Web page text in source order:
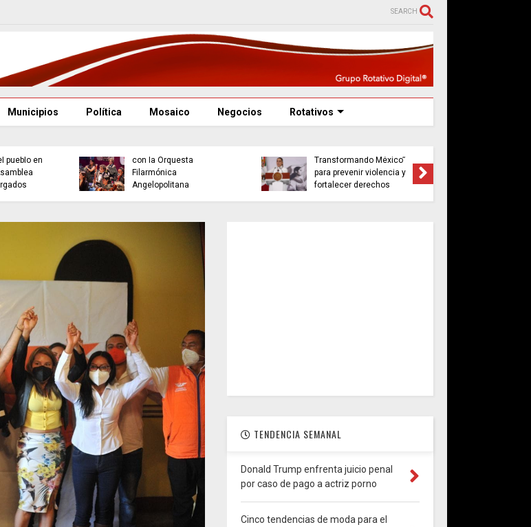
SEARCH
Municipios Política Mosaico Negocios Rotativos
Chedraui concluye con
éxito la campaña “Verde
Navidad 2025” en Puebla
en 163 mil pesos el tope
para adjudicaciones
directas en 2026
cambio de nombre a
Instituto de Movilidad
Humana
TENDENCIA SEMANAL
Donald Trump enfrenta juicio penal
por caso de pago a actriz porno
Cinco tendencias de moda para el